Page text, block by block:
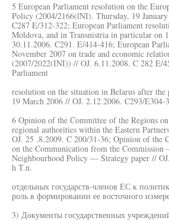
5 European Parliament resolution on the
Policy (2004/2166(lNI). Thursday, 19
C287 E/312-322; European Parliament
Moldova, and in Transnistria in particular on
30.11.2006. C291. E/414-416; European
November 2007 on trade and economic
(2007/2022(INI)) // OJ. 6.11.2008. C 282 E/
Parliament
resolution on the situation in Belarus after the
19 March 2006 // OJ. 2.12.2006. C293/E304-
6 Opinion of the Committee of the Regions
regional authorities within the Eastern
OJ. 25 .8.2009. C 200/31-36; Opinion of the
on the Communication from the Commission
Neighbourhood Policy — Strategy paper //
h T.n.
отдельных государств-членов ЕС к
роль в формировании ее восточного
3) Документы государственных